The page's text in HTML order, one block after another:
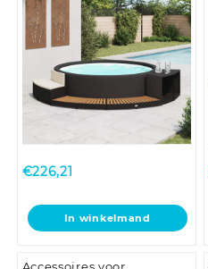
€226,21
In winkelmand
Accessoires voor